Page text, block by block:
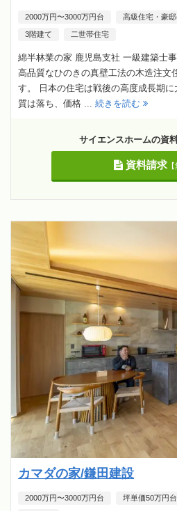
2000万円〜3000万円台 高級住宅・豪
3階建て 二世帯住宅
綿半林業の家 鹿児島支社 一級建築士
高品質なひのきの真壁工法の木造注文
す。 日本の住宅は戦後の高度成長期
質は落ち、価格 ... 続きを読む
サイエンスホームの資
資料請求【
カマダの家/鎌田建設
2000万円〜3000万円台 坪単価50万円台